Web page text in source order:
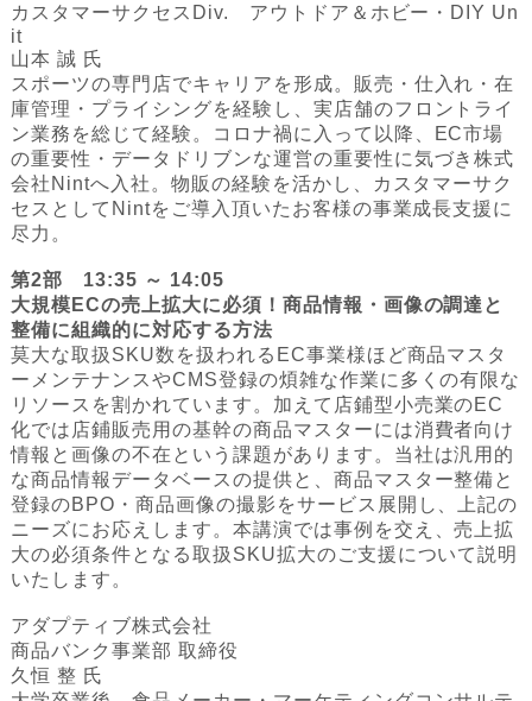
カスタマーサクセスDiv. アウトドア＆ホビー・DIY Un
it
山本 誠 氏
スポーツの専門店でキャリアを形成。販売・仕入れ・在
庫管理・プライシングを経験し、実店舗のフロントライ
ン業務を総じて経験。コロナ禍に入って以降、EC市場
の重要性・データドリブンな運営の重要性に気づき株式
会社Nintへ入社。物販の経験を活かし、カスタマーサク
セスとしてNintをご導入頂いたお客様の事業成長支援に
尽力。
第2部 13:35 ～ 14:05
大規模ECの売上拡大に必須！ 商品情報・画像の調達と
整備に組織的に対応する方法
莫大な取扱SKU数を扱われるEC事業様ほど商品マスタ
ーメンテナンスやCMS登録の煩雑な作業に多くの有限な
リソースを割かれています。加えて店鋪型小売業のEC
化では店鋪販売用の基幹の商品マスターには消費者向け
情報と画像の不在という課題があります。当社は汎用的
な商品情報データベースの提供と、商品マスター整備と
登録のBPO・商品画像の撮影をサービス展開し、上記の
ニーズにお応えします。本講演では事例を交え、売上拡
大の必須条件となる取扱SKU拡大のご支援について説明
いたします。
アダプティブ株式会社
商品バンク事業部 取締役
久恒 整 氏